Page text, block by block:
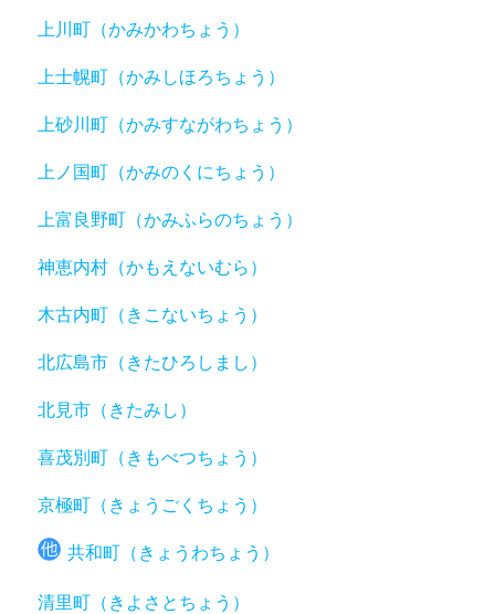
上川町（かみかわちょう）
上士幌町（かみしほろちょう）
上砂川町（かみすながわちょう）
上ノ国町（かみのくにちょう）
上富良野町（かみふらのちょう）
神恵内村（かもえないむら）
木古内町（きこないちょう）
北広島市（きたひろしまし）
北見市（きたみし）
喜茂別町（きもべつちょう）
京極町（きょうごくちょう）
共和町（きょうわちょう）
清里町（きよさとちょう）